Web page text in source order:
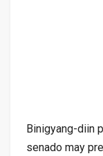
Binigyang-diin
senado may